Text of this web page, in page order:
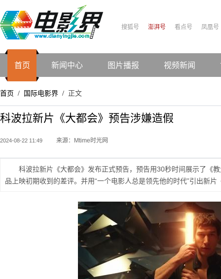
搜狐号 澎湃号 看点号 凤凰号
首页 新闻中心 图片播报 视频新闻
首页 / 国际电影界 / 正文
科波拉新片《大都会》预告涉嫌造假
2024-08-22 11:49 来源：Mtime时光网
科波拉新片《大都会》发布正式预告，预告用30秒时间展示了《
品上映初期收到的差评。并用“一个电影人总是领先他的时代”引出新片